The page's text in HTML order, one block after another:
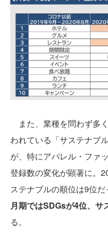
また、業種を問わず多
われている「サステナブ
が、特にアパレル・ファ
登録数の変化が顕著に。
ステナブルの順位は9位だ
月期ではSDGsが4位、サ
る。